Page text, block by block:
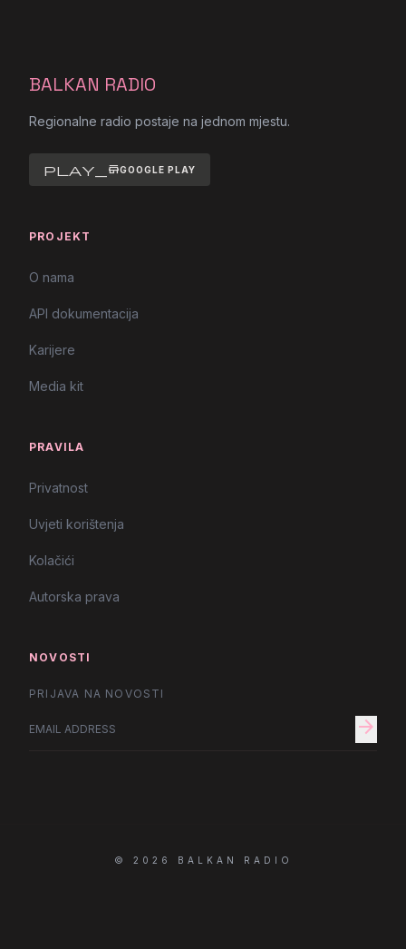
BALKAN RADIO
Regionalne radio postaje na jednom mjestu.
play_storeGOOGLE PLAY
PROJEKT
O nama
API dokumentacija
Karijere
Media kit
PRAVILA
Privatnost
Uvjeti korištenja
Kolačići
Autorska prava
NOVOSTI
PRIJAVA NA NOVOSTI
arrow_forward
© 2026 BALKAN RADIO